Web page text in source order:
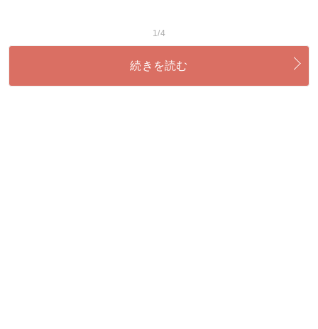
1/4
続きを読む